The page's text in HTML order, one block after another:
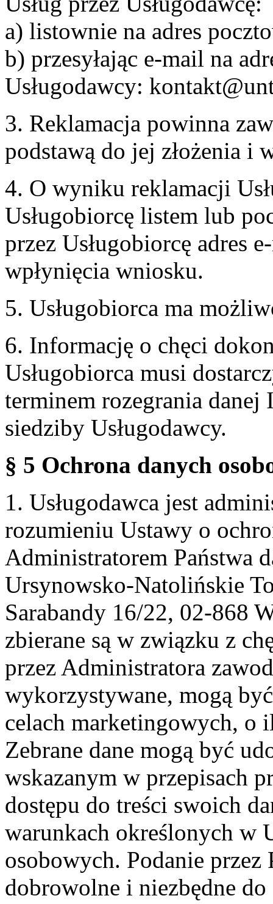
a) listownie na adres
b) przesyłając e-mail na
Usługodawcy:
3. Reklamacja powinna
podstawą do jej złożenia i
4. O wyniku reklamacji
Usługobiorcę listem lub
przez Usługobiorcę adres
wpłynięcia wniosku.
5. Usługobiorca ma
6. Informację o chęci
Usługobiorca musi
terminem rozegrania
siedziby Usługodawcy.
§ 5 Ochrona danych
1. Usługodawca jest
rozumieniu Ustawy o
Administratorem Państwa
Ursynowsko-Natolińskie
Sarabandy 16/22, 02-868
zbierane są w związku z
przez Administratora
wykorzystywane, mogą
celach marketingowych, o
Zebrane dane mogą być
wskazanym w przepisach
dostępu do treści swoich
warunkach określonych w
osobowych. Podanie przez
dobrowolne i niezbędne